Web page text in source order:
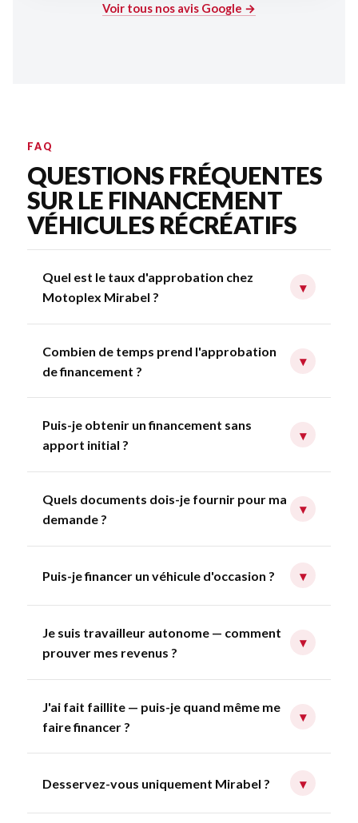
Voir tous nos avis Google →
FAQ
QUESTIONS FRÉQUENTES
SUR LE FINANCEMENT
VÉHICULES RÉCRÉATIFS
Quel est le taux d'approbation chez
Motoplex Mirabel ?
▾
Combien de temps prend l'approbation
de financement ?
▾
Puis-je obtenir un financement sans
apport initial ?
▾
Quels documents dois-je fournir pour ma
demande ?
▾
Puis-je financer un véhicule d'occasion ? ▾
Je suis travailleur autonome — comment
prouver mes revenus ?
▾
J'ai fait faillite — puis-je quand même me
faire financer ?
▾
Desservez-vous uniquement Mirabel ? ▾